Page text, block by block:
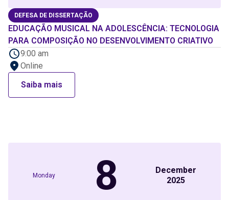
DEFESA DE DISSERTAÇÃO
EDUCAÇÃO MUSICAL NA ADOLESCÊNCIA: TECNOLOGIA
PARA COMPOSIÇÃO NO DESENVOLVIMENTO CRIATIVO
9:00 am
Online
Saiba mais
Monday 8
December
2025